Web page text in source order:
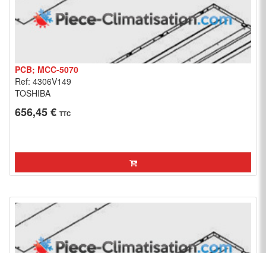
PCB; MCC-5070
Ref: 4306V149
TOSHIBA
656,45 € TTC